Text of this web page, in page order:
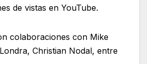
de vistas en YouTube.
colaboraciones con Mike
Christian Nodal, entre